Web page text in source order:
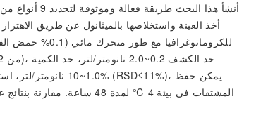
أنشأ هذا
المشتقات في بيئة 4 ℃